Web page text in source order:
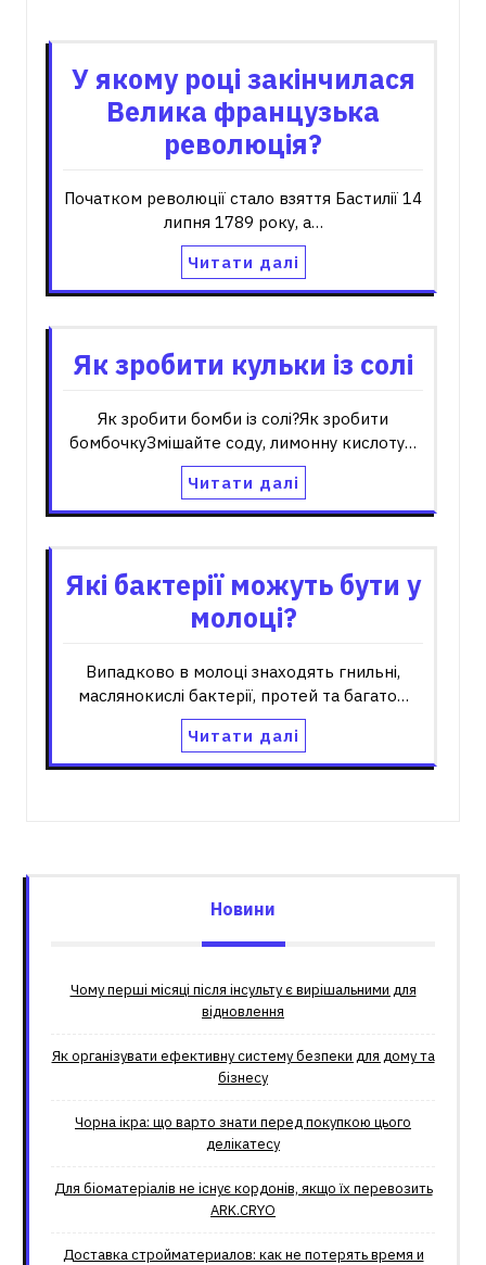
У якому році закінчилася
Велика французька
революція?
Початком революції стало взяття Бастилії 14
липня 1789 року, а…
Читати далі
Як зробити кульки із солі
Як зробити бомби із солі?Як зробити
бомбочкуЗмішайте соду, лимонну кислоту…
Читати далі
Які бактерії можуть бути у
молоці?
Випадково в молоці знаходять гнильні,
маслянокислі бактерії, протей та багато…
Читати далі
Новини
Чому перші місяці після інсульту є вирішальними для
відновлення
Як організувати ефективну систему безпеки для дому та
бізнесу
Чорна ікра: що варто знати перед покупкою цього
делікатесу
Для біоматеріалів не існує кордонів, якщо їх перевозить
ARK.CRYO
Доставка стройматериалов: как не потерять время и